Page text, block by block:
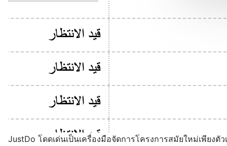
JustDo โดดเด่นเป็นเครื่องมือจัดการโครงการสมัยใหม่เพีย